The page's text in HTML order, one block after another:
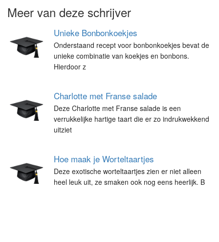
Meer van deze schrijver
Unieke Bonbonkoekjes
Onderstaand recept voor bonbonkoekjes bevat de
unieke combinatie van koekjes en bonbons.
Hierdoor z
Charlotte met Franse salade
Deze Charlotte met Franse salade is een
verrukkelijke hartige taart die er zo indrukwekkend
uitziet
Hoe maak je Worteltaartjes
Deze exotische worteltaartjes zien er niet alleen
heel leuk uit, ze smaken ook nog eens heerlijk. B